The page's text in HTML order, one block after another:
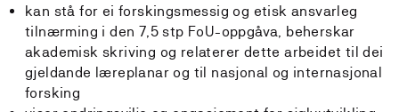
kan stå for ei forskingsmessig og etisk ansvarleg
tilnærming i den 7,5 stp FoU-oppgåva, beherskar
akademisk skriving og relaterer dette arbeidet til dei
gjeldande læreplanar og til nasjonal og internasjonal
forsking